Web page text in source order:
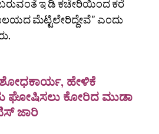
ಇ ಡಿ ಕಚೇರಿಯಿಂದ ಕರೆ
ಮೆಟ್ಟಿಲೇರಿದ್ದೇವೆ” ಎಂದು
ಶೋಧಕಾರ್ಯ, ಹೇಳಿಕೆ
ಘೋಷಿಸಲು ಕೋರಿದ ಮುಡಾ
ಜಾರಿ